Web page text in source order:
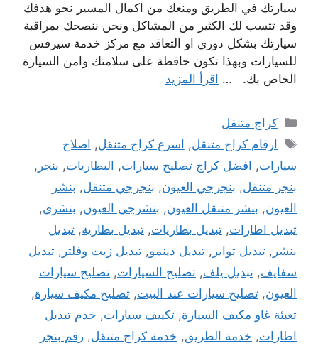
سيارتك في الطريق ومنعك من اكمال المسير نحو هدفك
وقد تتسب لك الكثير من المشاكل ونحن ننصحك بمراقبة
سيارتك بشكل دوري او التعاقد مع مركز خدمة سيرفس
للسيارات وبهذا تكون حافظة على سلامتك وامن السيارة
الخاص بك. … اقرأ المزيد
التصنيفات
كراج متنقل
الوسوم
ارقام كراج متنقل, اسرع كراج متنقل, اصلاح
سيارات, افضل كراج تصليح سيارات, البطاريات, بنجر ,
بنجر متنقل, بنجرجي العيون, بنجرجي متنقل, بنشر
العيون, بنشر متنقل العيون, بنشرجي العيون, بنشري,
تبديل اطارات, تبديل بطاريات, تبديل بطارية, تبديل
بنشر , تبديل تواير , تبديل دينمو, تبديل زيت وفلتر , تبديل
سفايف, تبديل يلف, تصليح السيارات, تصليح سيارات
العيون, تصليح سيارات عند البيت, تصليح مكيف سيارة,
تعبئة غاو مكيف السيارة, تكييف سيارات, خدم تبديل
اطارات, خدمة الطريق, خدمة كراج متنقل, رقم بنجر